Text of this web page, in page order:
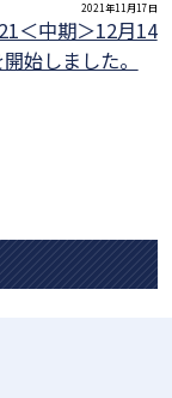
2021年11月17日
＜中期＞12月14
始しました。